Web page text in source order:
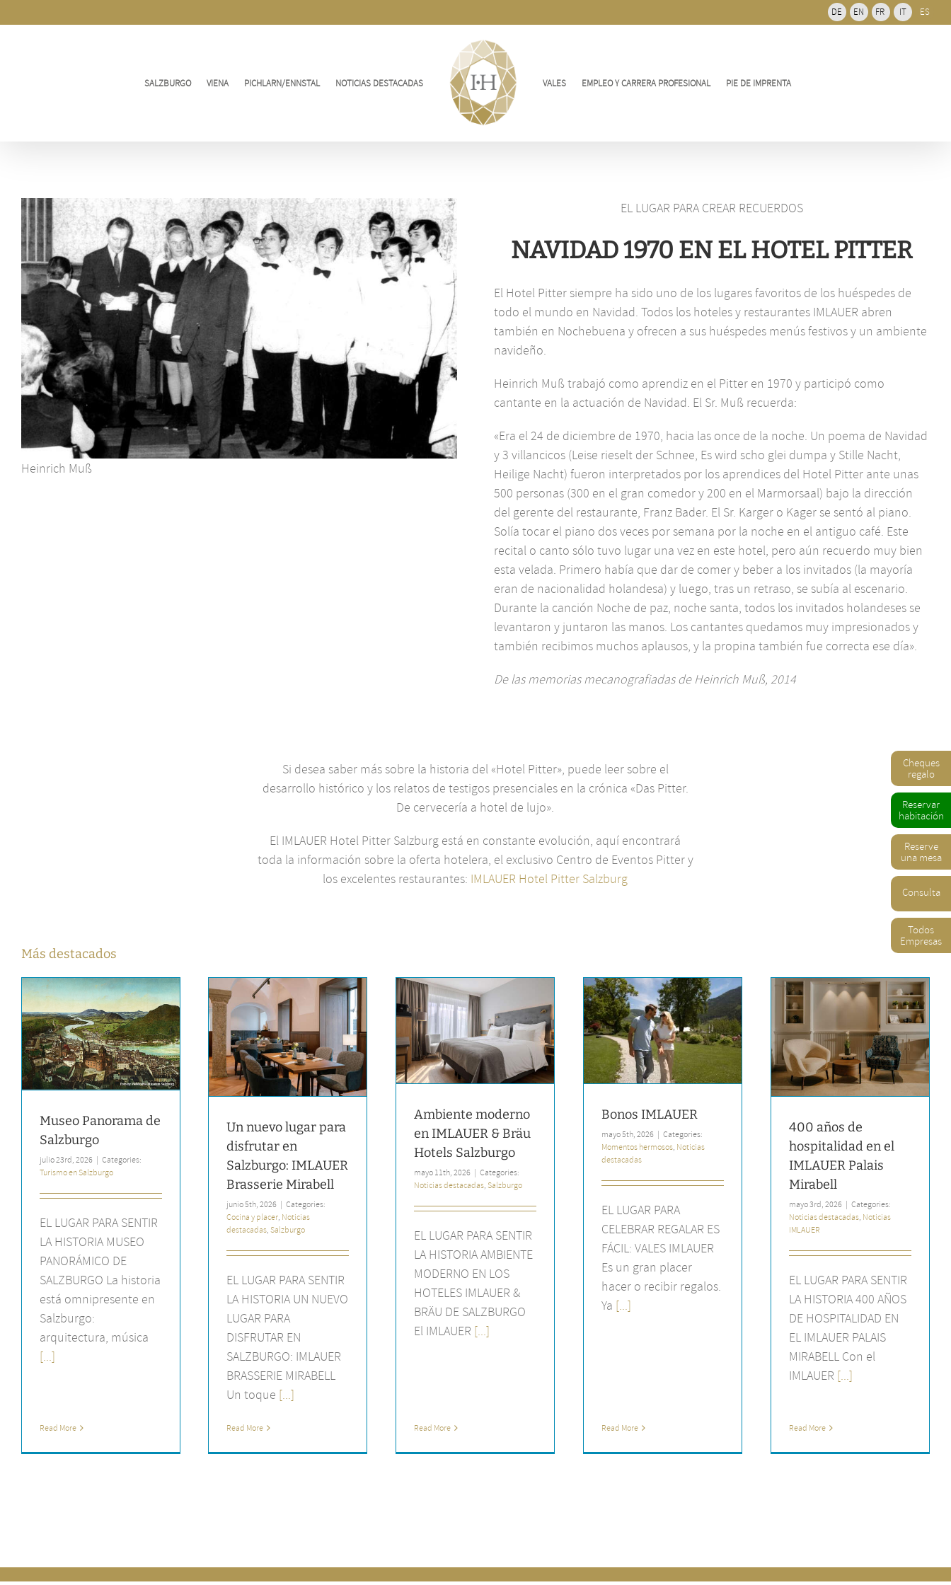
Cheques
regalo
Reservar
habitación
Reserve
una mesa
Consulta
Todos
Empresas
al
SALZBURGO VIENA PICHLARN/ENNSTAL NOTICIAS DESTACADAS VALES EMPLEO Y CARRERA PROFESIONAL PIE DE IMPRENTA
Heinrich Muß
EL LUGAR PARA CREAR RECUERDOS
NAVIDAD 1970 EN EL HOTEL PITTER
El Hotel Pitter siempre ha sido uno de los lugares favoritos de los huéspedes de
todo el mundo en Navidad. Todos los hoteles y restaurantes IMLAUER abren
también en Nochebuena y ofrecen a sus huéspedes menús festivos y un ambiente
navideño.
Heinrich Muß trabajó como aprendiz en el Pitter en 1970 y participó como
cantante en la actuación de Navidad. El Sr. Muß recuerda:
«Era el 24 de diciembre de 1970, hacia las once de la noche. Un poema de Navidad
y 3 villancicos (Leise rieselt der Schnee, Es wird scho glei dumpa y Stille Nacht,
Heilige Nacht) fueron interpretados por los aprendices del Hotel Pitter ante unas
500 personas (300 en el gran comedor y 200 en el Marmorsaal) bajo la dirección
del gerente del restaurante, Franz Bader. El Sr. Karger o Kager se sentó al piano.
Solía tocar el piano dos veces por semana por la noche en el antiguo café. Este
recital o canto sólo tuvo lugar una vez en este hotel, pero aún recuerdo muy bien
esta velada. Primero había que dar de comer y beber a los invitados (la mayoría
eran de nacionalidad holandesa) y luego, tras un retraso, se subía al escenario.
Durante la canción Noche de paz, noche santa, todos los invitados holandeses se
levantaron y juntaron las manos. Los cantantes quedamos muy impresionados y
también recibimos muchos aplausos, y la propina también fue correcta ese día».
De las memorias mecanografiadas de Heinrich Muß, 2014
Si desea saber más sobre la historia del «Hotel Pitter», puede leer sobre el
desarrollo histórico y los relatos de testigos presenciales en la crónica «Das Pitter.
De cervecería a hotel de lujo».
El IMLAUER Hotel Pitter Salzburg está en constante evolución, aquí encontrará
toda la información sobre la oferta hotelera, el exclusivo Centro de Eventos Pitter y
los excelentes restaurantes: IMLAUER Hotel Pitter Salzburg
Más destacados
Museo Panorama de
Salzburgo
julio 23rd, 2026 | Categories:
Turismo en Salzburgo
EL LUGAR PARA SENTIR
LA HISTORIA MUSEO
PANORÁMICO DE
SALZBURGO La historia
está omnipresente en
Salzburgo:
arquitectura, música
[...]
Read More
Un nuevo lugar para
disfrutar en Salzburgo:
IMLAUER Brasserie Mirabell
Cocina y placer Noticias destacadas
Salzburgo
Un nuevo lugar para
disfrutar en
Salzburgo: IMLAUER
Brasserie Mirabell
junio 5th, 2026 | Categories:
Cocina y placer, Noticias
destacadas, Salzburgo
EL LUGAR PARA SENTIR
LA HISTORIA UN NUEVO
LUGAR PARA
DISFRUTAR EN
SALZBURGO: IMLAUER
BRASSERIE MIRABELL
Un toque [...]
Read More
Ambiente moderno en
IMLAUER & Bräu Hotels
Salzburgo
Noticias destacadas Salzburgo
Ambiente moderno
en IMLAUER & Bräu
Hotels Salzburgo
mayo 11th, 2026 | Categories:
Noticias destacadas, Salzburgo
EL LUGAR PARA SENTIR
LA HISTORIA AMBIENTE
MODERNO EN LOS
HOTELES IMLAUER &
BRÄU DE SALZBURGO
El IMLAUER [...]
Read More
Bonos IMLAUER
Momentos hermosos
Noticias
destacadas
Bonos IMLAUER
mayo 5th, 2026 | Categories:
Momentos hermosos, Noticias
destacadas
EL LUGAR PARA
CELEBRAR REGALAR ES
FÁCIL: VALES IMLAUER
Es un gran placer
hacer o recibir regalos.
Ya [...]
Read More
400 años de hospitalidad en
el IMLAUER Palais Mirabell
Noticias destacadas
Noticias
IMLAUER
400 años de
hospitalidad en el
IMLAUER Palais
Mirabell
mayo 3rd, 2026 | Categories:
Noticias destacadas, Noticias
IMLAUER
EL LUGAR PARA SENTIR
LA HISTORIA 400 AÑOS
DE HOSPITALIDAD EN
EL IMLAUER PALAIS
MIRABELL Con el
IMLAUER [...]
Read More
de
barra
DE EN FR IT ES